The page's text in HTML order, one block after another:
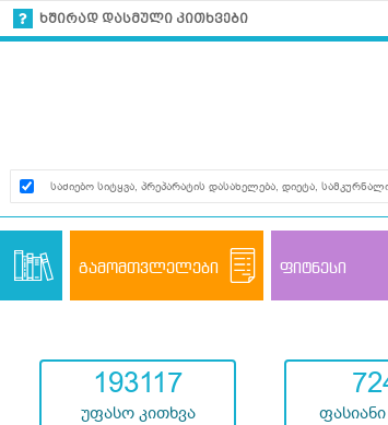
ხშირად დასმული კითხვები
გამომთვლელები ფიტნესი
193117
უფასო კითხვა